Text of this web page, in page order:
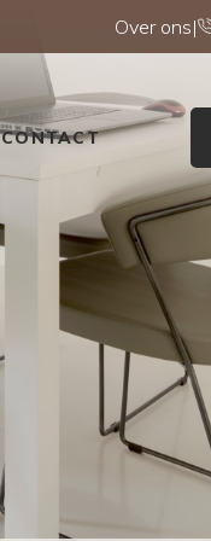
Over ons|
CONTACT